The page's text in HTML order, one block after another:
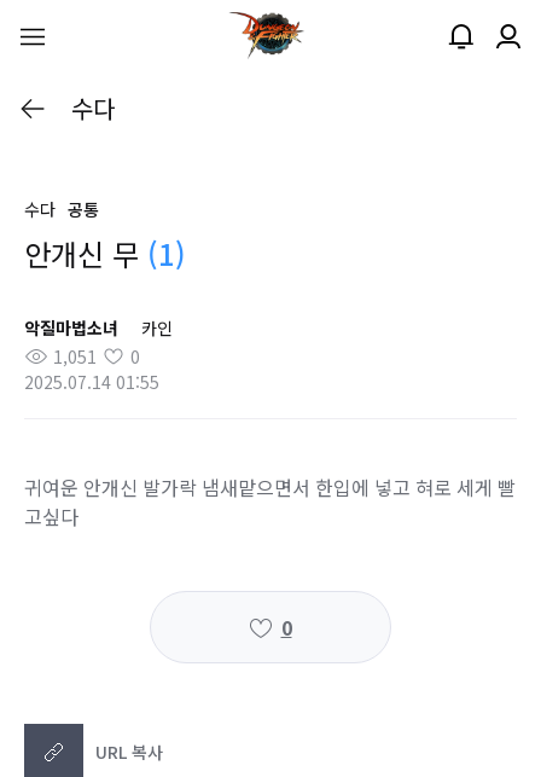
수다
수다 공통
안개신 무 (1)
악질마법소녀
카인
1,051
0
2025.07.14 01:55
귀여운 안개신 발가락 냄새맡으면서 한입에 넣고 혀로 세게 빨
고싶다
0
URL 복사